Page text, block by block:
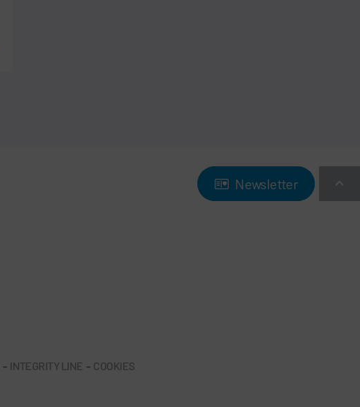
Newsletter
Newsletter
- INTEGRITY LINE - COOKIES